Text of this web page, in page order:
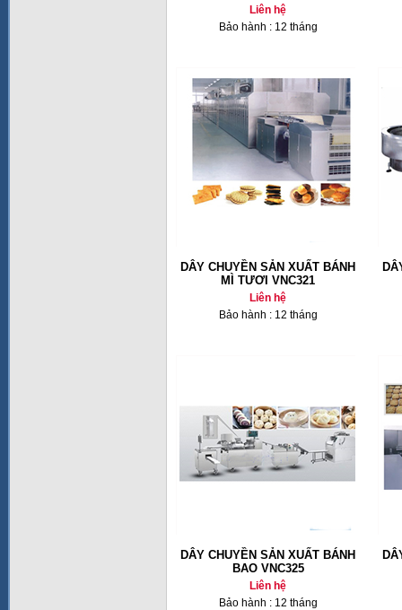
Liên hệ
Bảo hành : 12 tháng
DÂY CHUYỀN SẢN XUẤT BÁNH
MÌ TƯƠI VNC321
Liên hệ
Bảo hành : 12 tháng
DÂY CHUYỀN SẢN XUẤT BÁNH
BAO VNC325
Liên hệ
Bảo hành : 12 tháng